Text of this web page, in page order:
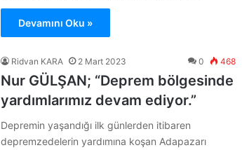
Devamını Oku »
Ridvan KARA 2 Mart 2023 0 468
Nur GÜLŞAN; “Deprem bölgesinde
yardımlarımız devam ediyor.”
Depremin yaşandığı ilk günlerden itibaren
depremzedelerin yardımına koşan Adapazarı